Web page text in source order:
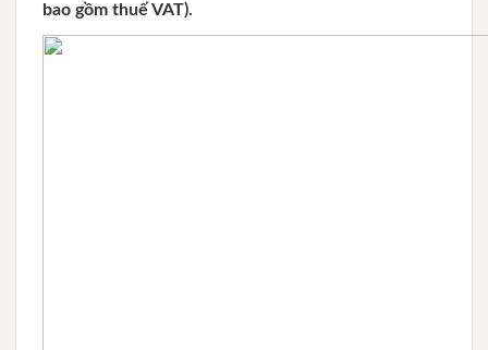
bao gồm thuế VAT).